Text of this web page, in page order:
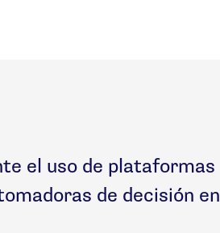
el uso de plataformas
de decisión en